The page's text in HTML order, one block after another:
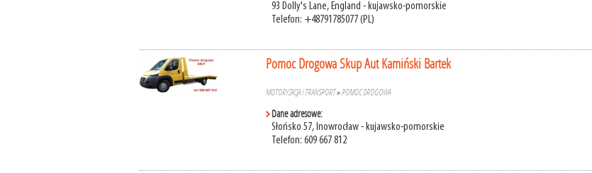
93 Dolly's Lane, England - kujawsko-pomorskie
Telefon: +48791785077 (PL)
Pomoc Drogowa Skup Aut Kamiński Bartek
MOTORYZACJA I TRANSPORT»POMOC DROGOWA
Dane adresowe:
Słońsko 57, Inowrocław - kujawsko-pomorskie
Telefon: 609 667 812